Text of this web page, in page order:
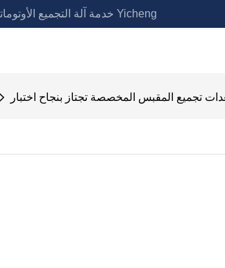
خدمة آلة التجميع الأوتوماتيكية المخصصة منذ عام 2007 - أتمتة Yicheng